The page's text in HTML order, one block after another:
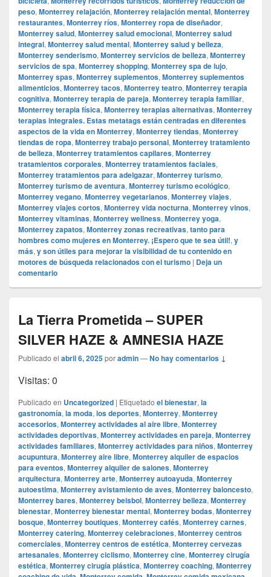
peso, Monterrey relajación, Monterrey relajación mental, Monterrey
restaurantes, Monterrey ríos, Monterrey ropa de diseñador,
Monterrey salud, Monterrey salud emocional, Monterrey salud
integral, Monterrey salud mental, Monterrey salud y belleza,
Monterrey senderismo, Monterrey servicios de belleza, Monterrey
servicios de spa, Monterrey shopping, Monterrey spa de lujo,
Monterrey spas, Monterrey suplementos, Monterrey suplementos
alimenticios, Monterrey tacos, Monterrey teatro, Monterrey terapia
cognitiva, Monterrey terapia de pareja, Monterrey terapia familiar,
Monterrey terapia física, Monterrey terapias alternativas, Monterrey
terapias integrales. Estas metatags están centradas en diferentes
aspectos de la vida en Monterrey, Monterrey tiendas, Monterrey
tiendas de ropa, Monterrey trabajo personal, Monterrey tratamiento
de belleza, Monterrey tratamientos capilares, Monterrey
tratamientos corporales, Monterrey tratamientos faciales,
Monterrey tratamientos para adelgazar, Monterrey turismo,
Monterrey turismo de aventura, Monterrey turismo ecológico,
Monterrey vegano, Monterrey vegetarianos, Monterrey viajes,
Monterrey viajes cortos, Monterrey vida nocturna, Monterrey vinos,
Monterrey vitaminas, Monterrey wellness, Monterrey yoga,
Monterrey zapatos, Monterrey zonas recreativas, tanto para
hombres como mujeres en Monterrey. ¡Espero que te sea útil!, y
más, y son útiles para mejorar la visibilidad de tu contenido en
motores de búsqueda relacionados con el turismo | Deja un
comentario
La Tierra Prometida – SUPER
SILVER HAZE & AMNESIA HAZE
Publicado el abril 6, 2025poradmin—No hay comentarios ↓
Visitas: 0
Publicado en Uncategorized | Etiquetado el bienestar, la
gastronomía, la moda, los deportes, Monterrey, Monterrey
accesorios, Monterrey actividades al aire libre, Monterrey
actividades deportivas, Monterrey actividades en pareja, Monterrey
actividades familiares, Monterrey actividades para niños, Monterrey
acupuntura, Monterrey aire libre, Monterrey alquiler de espacios
para eventos, Monterrey alquiler de salones, Monterrey
arquitectura, Monterrey arte, Monterrey autoayuda, Monterrey
autoestima, Monterrey avistamiento de aves, Monterrey baloncesto,
Monterrey bares, Monterrey beisbol, Monterrey belleza, Monterrey
bienestar, Monterrey bienestar mental, Monterrey bodas, Monterrey
bosque, Monterrey boutiques, Monterrey cafés, Monterrey carnes,
Monterrey catering, Monterrey celebraciones, Monterrey centros
comerciales, Monterrey centros de estética, Monterrey cervezas
artesanales, Monterrey ciclismo, Monterrey cine, Monterrey cirugía
estética, Monterrey cirugía plástica, Monterrey coaching, Monterrey